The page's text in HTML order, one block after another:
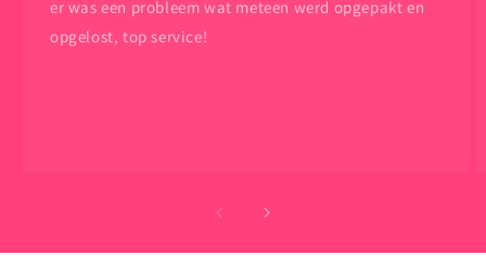
er was een probleem wat meteen werd opgepakt en
opgelost, top service!